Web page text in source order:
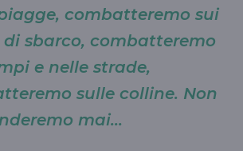
combatteremo sui
sbarco, combatteremo
e nelle strade,
sulle colline. Non
mai...